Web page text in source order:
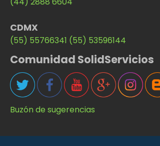
CDMX
(55) 55766341 (55) 53596144
Comunidad SolidServicios
Buzón de sugerencias